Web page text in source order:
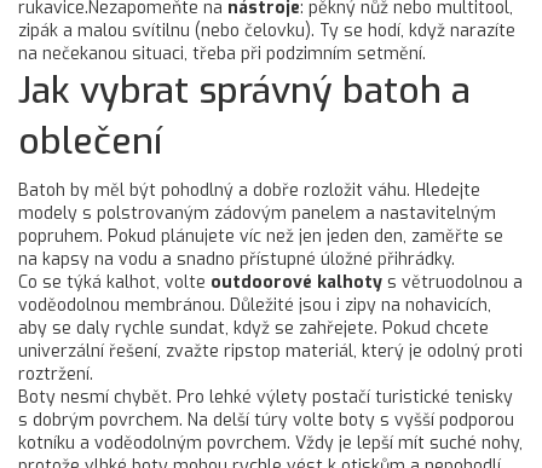
rukavice.Nezapomeňte na nástroje: pěkný nůž nebo multitool,
zipák a malou svítilnu (nebo čelovku). Ty se hodí, když narazíte
na nečekanou situaci, třeba při podzimním setmění.
Jak vybrat správný batoh a
oblečení
Batoh by měl být pohodlný a dobře rozložit váhu. Hledejte
modely s polstrovaným zádovým panelem a nastavitelným
popruhem. Pokud plánujete víc než jen jeden den, zaměřte se
na kapsy na vodu a snadno přístupné úložné přihrádky.
Co se týká kalhot, volte outdoorové kalhoty s větruodolnou a
voděodolnou membránou. Důležité jsou i zipy na nohavicích,
aby se daly rychle sundat, když se zahřejete. Pokud chcete
univerzální řešení, zvažte ripstop materiál, který je odolný proti
roztržení.
Boty nesmí chybět. Pro lehké výlety postačí turistické tenisky
s dobrým povrchem. Na delší túry volte boty s vyšší podporou
kotníku a voděodolným povrchem. Vždy je lepší mít suché nohy,